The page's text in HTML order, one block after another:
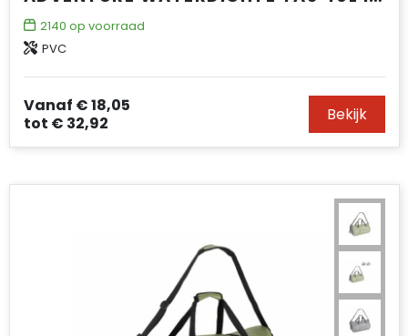
2140 op voorraad
PVC
Vanaf € 18,05
tot € 32,92 Bekijk